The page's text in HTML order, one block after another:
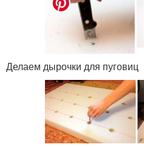
Делаем дырочки для пуговиц